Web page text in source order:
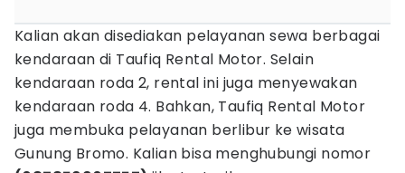
Kalian akan disediakan pelayanan sewa berbagai
kendaraan di Taufiq Rental Motor. Selain
kendaraan roda 2, rental ini juga menyewakan
kendaraan roda 4. Bahkan, Taufiq Rental Motor
juga membuka pelayanan berlibur ke wisata
Gunung Bromo. Kalian bisa menghubungi nomor